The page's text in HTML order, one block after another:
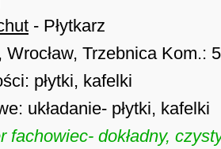
- Płytkarz
Trzebnica Kom.:
płytki, kafelki
układanie- płytki, kafelki
fachowiec- dokładny,